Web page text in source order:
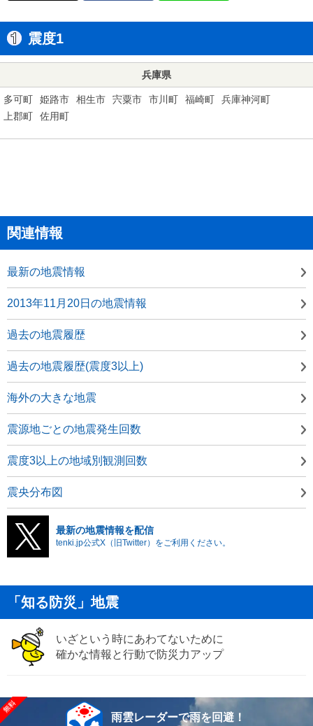
震度1
兵庫県
多可町 姫路市 相生市 宍粟市 市川町 福崎町
兵庫神河町
上郡町
佐用町
関連情報
最新の地震情報
2013年11月20日の地震情報
過去の地震履歴
過去の地震履歴(震度3以上)
海外の大きな地震
震源地ごとの地震発生回数
震度3以上の地域別観測回数
震央分布図
最新の地震情報を配信
tenki.jp公式X（旧Twitter）をご利用ください。
「知る防災」地震
いざという時にあわてないために
確かな情報と行動で防災力アップ
雨雲レーダーで雨を回避！